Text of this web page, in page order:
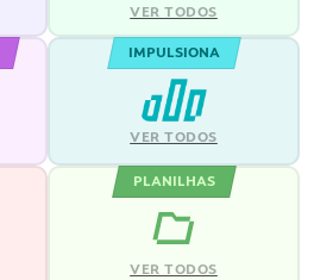
VER TODOS
IMPULSIONA
VER TODOS
PLANILHAS
VER TODOS